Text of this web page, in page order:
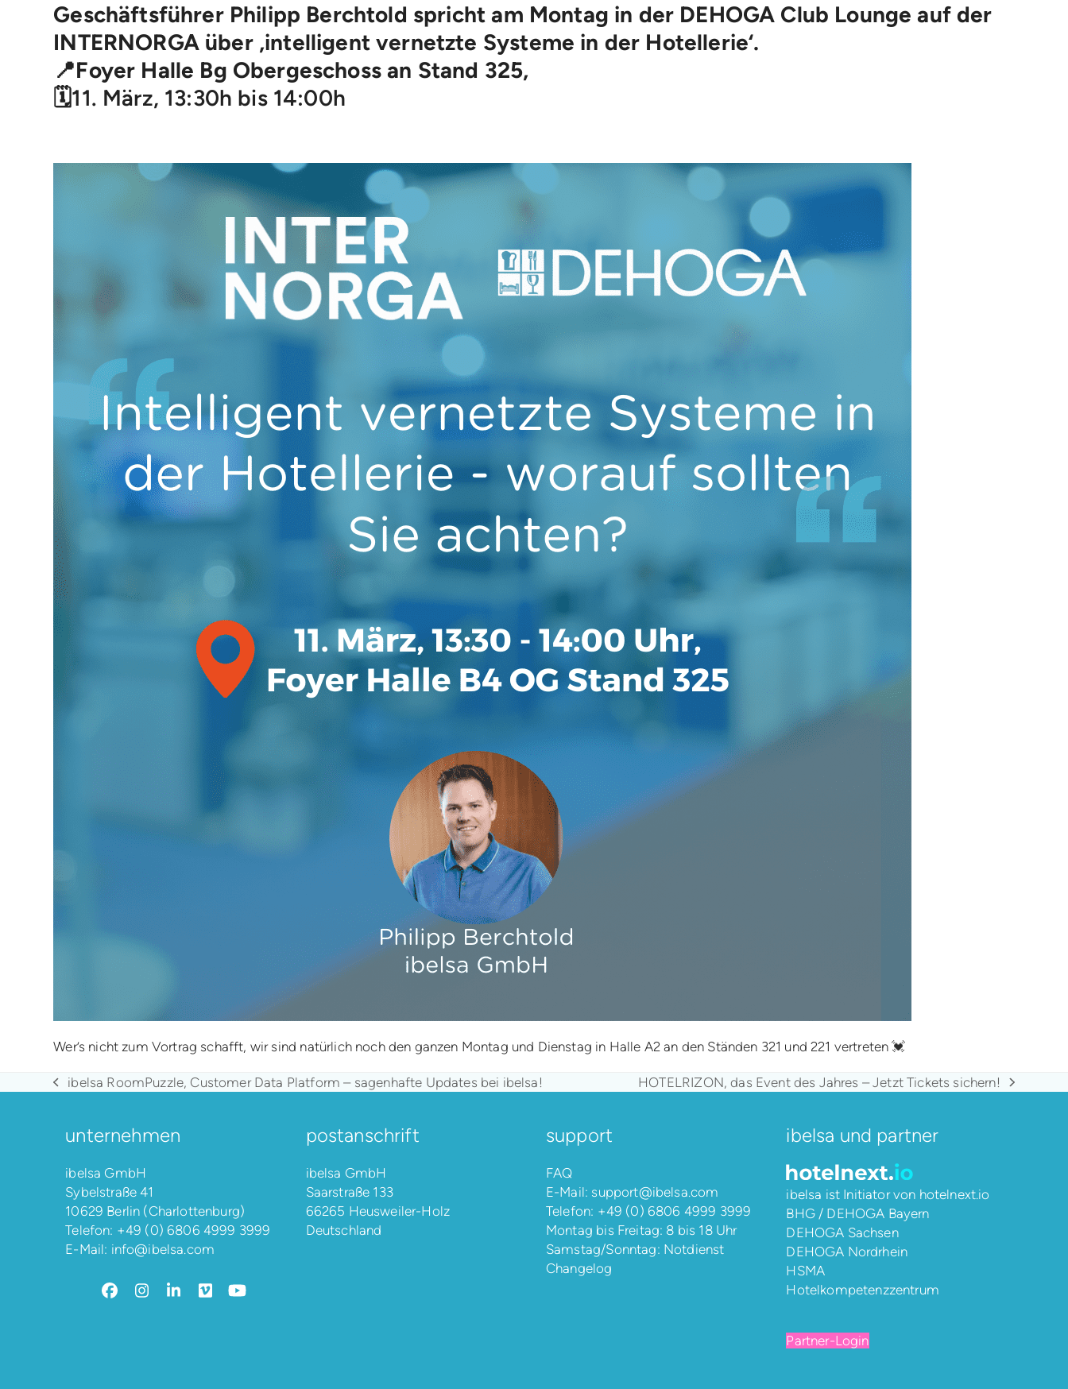
Geschäftsführer Philipp Berchtold spricht am Montag in der DEHOGA Club Lounge auf der
INTERNORGA über ‚intelligent vernetzte Systeme in der Hotellerie‘.
📍Foyer Halle Bg Obergeschoss an Stand 325,
🗓️11. März, 13:30h bis 14:00h
Wer’s nicht zum Vortrag schafft, wir sind natürlich noch den ganzen Montag und Dienstag in Halle A2 an den Ständen 321 und 221 vertreten 💓
vorheriger
ibelsa RoomPuzzle, Customer Data Platform – sagenhafte Updates bei ibelsa!
Nächster
HOTELRIZON, das Event des Jahres – Jetzt Tickets sichern!
unternehmen
ibelsa GmbH
Sybelstraße 41
10629 Berlin (Charlottenburg)
Telefon: +49 (0) 6806 4999 3999
E-Mail: info@ibelsa.com
Facebook
Instagram
LinkedIn
VimeoYouTube
postanschrift
ibelsa GmbH
Saarstraße 133
66265 Heusweiler-Holz
Deutschland
support
FAQ
E-Mail: support@ibelsa.com
Telefon: +49 (0) 6806 4999 3999
Montag bis Freitag: 8 bis 18 Uhr
Samstag/Sonntag: Notdienst
Changelog
ibelsa und partner
ibelsa ist Initiator von hotelnext.io
BHG / DEHOGA Bayern
DEHOGA Sachsen
DEHOGA Nordrhein
HSMA
Hotelkompetenzzentrum
Partner-Login